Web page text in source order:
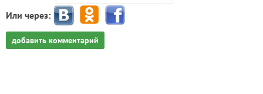
Или через:
добавить комментарий